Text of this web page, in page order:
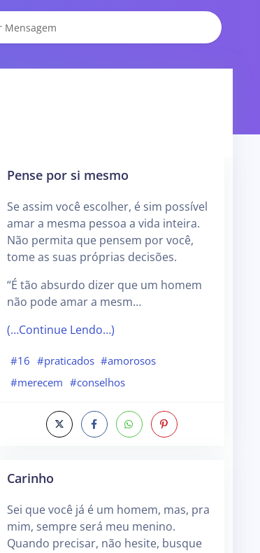
Pense por si mesmo
Se assim você escolher, é sim possível
amar a mesma pessoa a vida inteira.
Não permita que pensem por você,
tome as suas próprias decisões.
“É tão absurdo dizer que um homem
não pode amar a mesm…
(…Continue Lendo…)
#16 #praticados #amorosos
#merecem #conselhos
Carinho
Sei que você já é um homem, mas, pra
mim, sempre será meu menino.
Quando precisar, não hesite, busque